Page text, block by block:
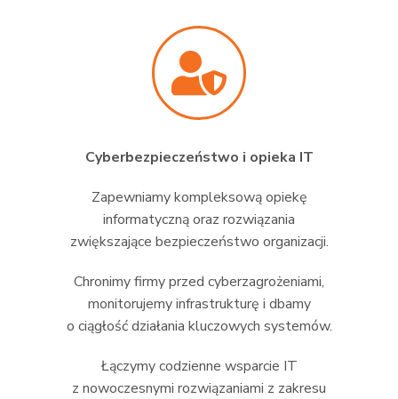
Cyberbezpieczeństwo i opieka IT
Zapewniamy kompleksową opiekę
informatyczną oraz rozwiązania
zwiększające bezpieczeństwo organizacji.
Chronimy firmy przed cyberzagrożeniami,
monitorujemy infrastrukturę i dbamy
o ciągłość działania kluczowych systemów.
Łączymy codzienne wsparcie IT
z nowoczesnymi rozwiązaniami z zakresu